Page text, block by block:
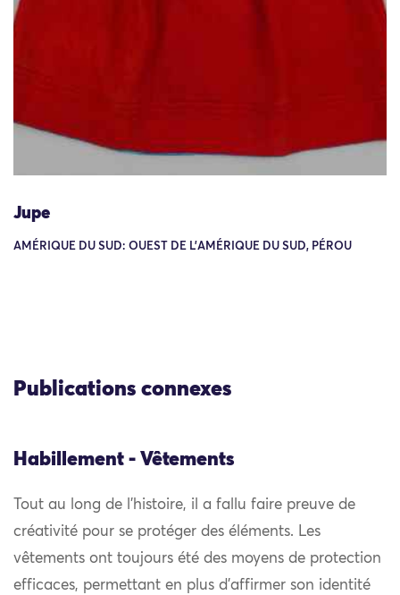
Jupe
AMÉRIQUE DU SUD: OUEST DE L'AMÉRIQUE DU SUD, PÉROU
Publications connexes
Habillement - Vêtements
Tout au long de l’histoire, il a fallu faire preuve de
créativité pour se protéger des éléments. Les
vêtements ont toujours été des moyens de protection
efficaces, permettant en plus d’affirmer son identité